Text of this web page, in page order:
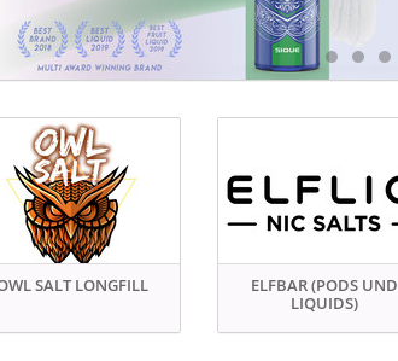
SALT LONGFILL
ELFBAR (PODS UND
LIQUIDS)